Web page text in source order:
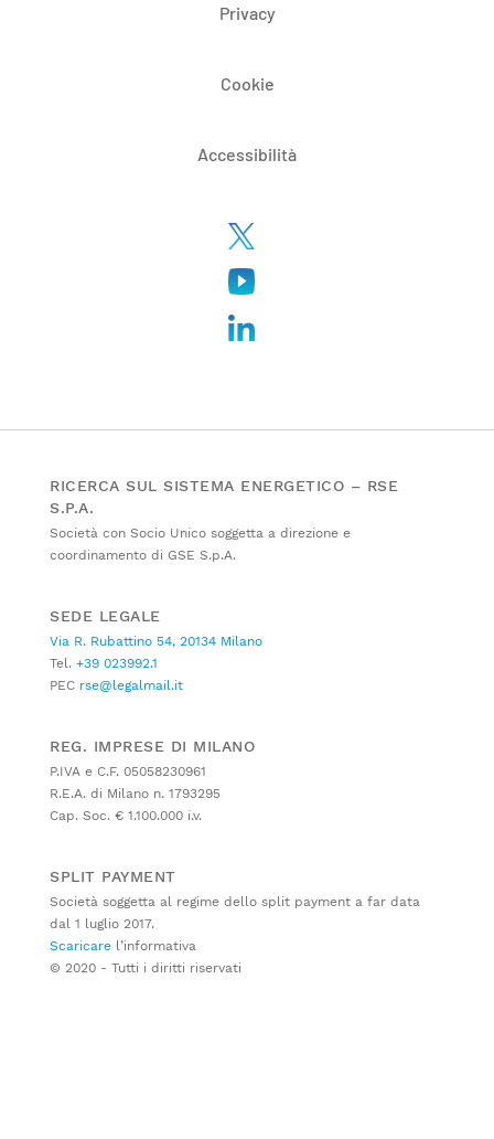
Privacy
Cookie
Accessibilità
RICERCA SUL SISTEMA ENERGETICO – RSE
S.P.A.
Società con Socio Unico soggetta a direzione e
coordinamento di GSE S.p.A.
SEDE LEGALE
Via R. Rubattino 54, 20134 Milano
Tel. +39 023992.1
PEC rse@legalmail.it
REG. IMPRESE DI MILANO
P.IVA e C.F. 05058230961
R.E.A. di Milano n. 1793295
Cap. Soc. € 1.100.000 i.v.
SPLIT PAYMENT
Società soggetta al regime dello split payment a far data
dal 1 luglio 2017.
Scaricare l’informativa
© 2020 - Tutti i diritti riservati